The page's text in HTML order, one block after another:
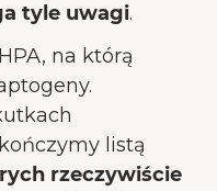
tyle uwagi.
na którą
listą
rzeczywiście